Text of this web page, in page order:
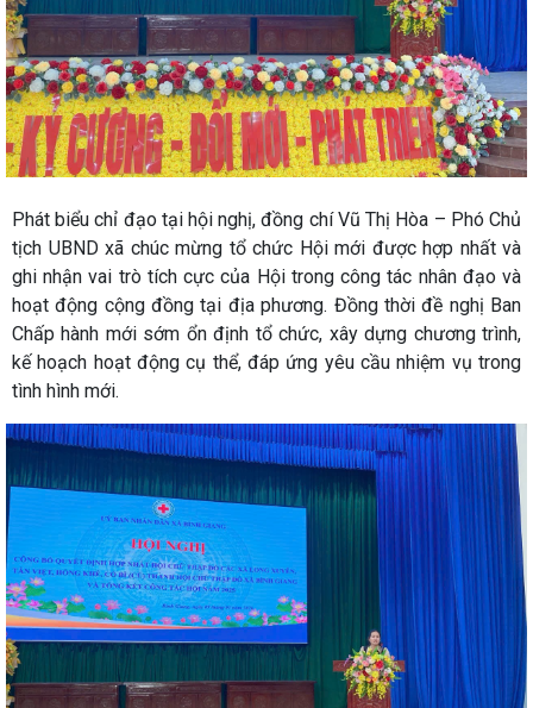
Phát biểu chỉ đạo tại hội nghị, đồng chí Vũ Thị Hòa – Phó Chủ
tịch UBND xã chúc mừng tổ chức Hội mới được hợp nhất và
ghi nhận vai trò tích cực của Hội trong công tác nhân đạo và
hoạt động cộng đồng tại địa phương. Đồng thời đề nghị Ban
Chấp hành mới sớm ổn định tổ chức, xây dựng chương trình,
kế hoạch hoạt động cụ thể, đáp ứng yêu cầu nhiệm vụ trong
tình hình mới.